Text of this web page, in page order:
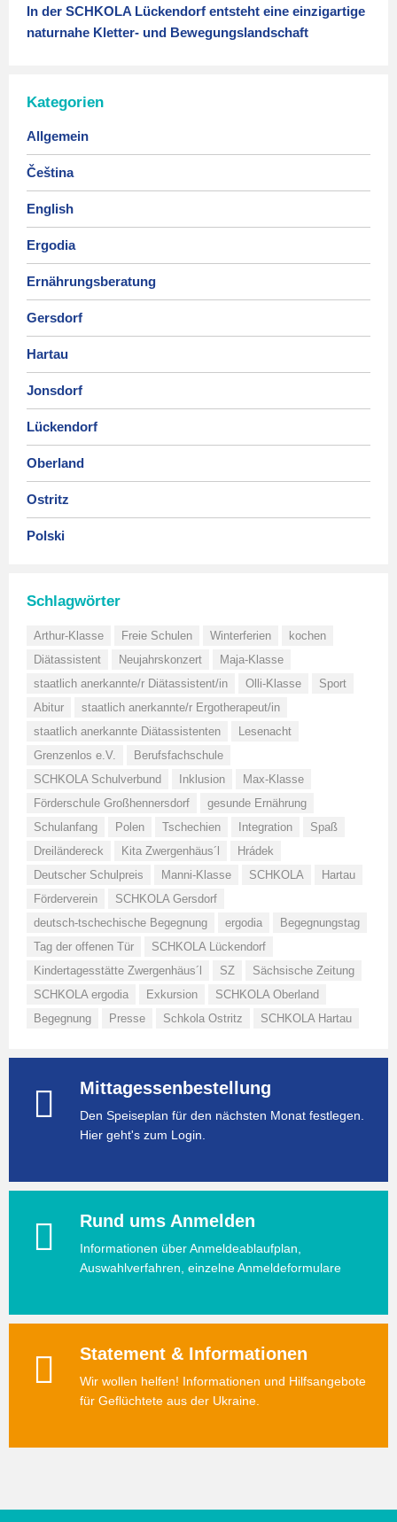
In der SCHKOLA Lückendorf entsteht eine einzigartige
naturnahe Kletter- und Bewegungslandschaft
Kategorien
Allgemein
Čeština
English
Ergodia
Ernährungsberatung
Gersdorf
Hartau
Jonsdorf
Lückendorf
Oberland
Ostritz
Polski
Schlagwörter
Arthur-Klasse Freie Schulen Winterferien
kochen
Diätassistent
Neujahrskonzert
Maja-Klasse
staatlich anerkannte/r Diätassistent/in
Olli-Klasse
Sport
Abitur
staatlich anerkannte/r Ergotherapeut/in
staatlich anerkannte Diätassistenten
Lesenacht
Grenzenlos e.V.
Berufsfachschule
SCHKOLA Schulverbund
Inklusion
Max-Klasse
Förderschule Großhennersdorf
gesunde Ernährung
Schulanfang
Polen Tschechien Integration
Spaß
Dreiländereck
Kita Zwergenhäus´l
Hrádek
Deutscher Schulpreis
Manni-Klasse SCHKOLA
Hartau
Förderverein
SCHKOLA Gersdorf
deutsch-tschechische Begegnung
ergodia
Begegnungstag
Tag der offenen Tür
SCHKOLA Lückendorf
Kindertagesstätte Zwergenhäus´l
SZ
Sächsische Zeitung
SCHKOLA ergodia
Exkursion
SCHKOLA Oberland
Begegnung
Presse Schkola Ostritz SCHKOLA Hartau
Mittagessenbestellung
Den Speiseplan für den nächsten Monat festlegen.
Hier geht's zum Login.
Rund ums Anmelden
Informationen über Anmeldeablaufplan,
Auswahlverfahren, einzelne Anmeldeformulare
Statement & Informationen
Wir wollen helfen! Informationen und Hilfsangebote
für Geflüchtete aus der Ukraine.